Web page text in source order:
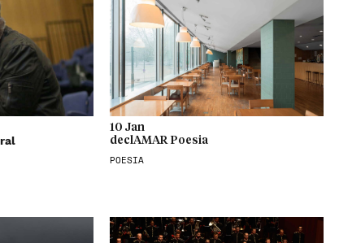
10 Jan
declAMAR Poesia
POESIA